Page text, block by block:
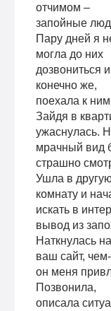
отчимом –
запойные
Пару дней я
могла до них
дозвониться
конечно же,
поехала к
Зайдя в
ужаснулась.
мрачный вид
страшно
Ушла в
комнату и
искать в
вывод из
Наткнулась на
ваш сайт,
он меня
Позвонила,
описала